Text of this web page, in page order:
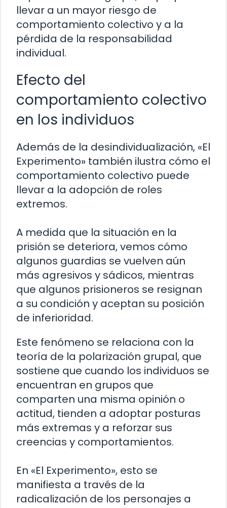
llevar a un mayor riesgo de
comportamiento colectivo y a la
pérdida de la responsabilidad
individual.
Efecto del
comportamiento colectivo
en los individuos
Además de la desindividualización, «El
Experimento» también ilustra cómo el
comportamiento colectivo puede
llevar a la adopción de roles
extremos.
A medida que la situación en la
prisión se deteriora, vemos cómo
algunos guardias se vuelven aún
más agresivos y sádicos, mientras
que algunos prisioneros se resignan
a su condición y aceptan su posición
de inferioridad.
Este fenómeno se relaciona con la
teoría de la polarización grupal, que
sostiene que cuando los individuos se
encuentran en grupos que
comparten una misma opinión o
actitud, tienden a adoptar posturas
más extremas y a reforzar sus
creencias y comportamientos.
En «El Experimento», esto se
manifiesta a través de la
radicalización de los personajes a